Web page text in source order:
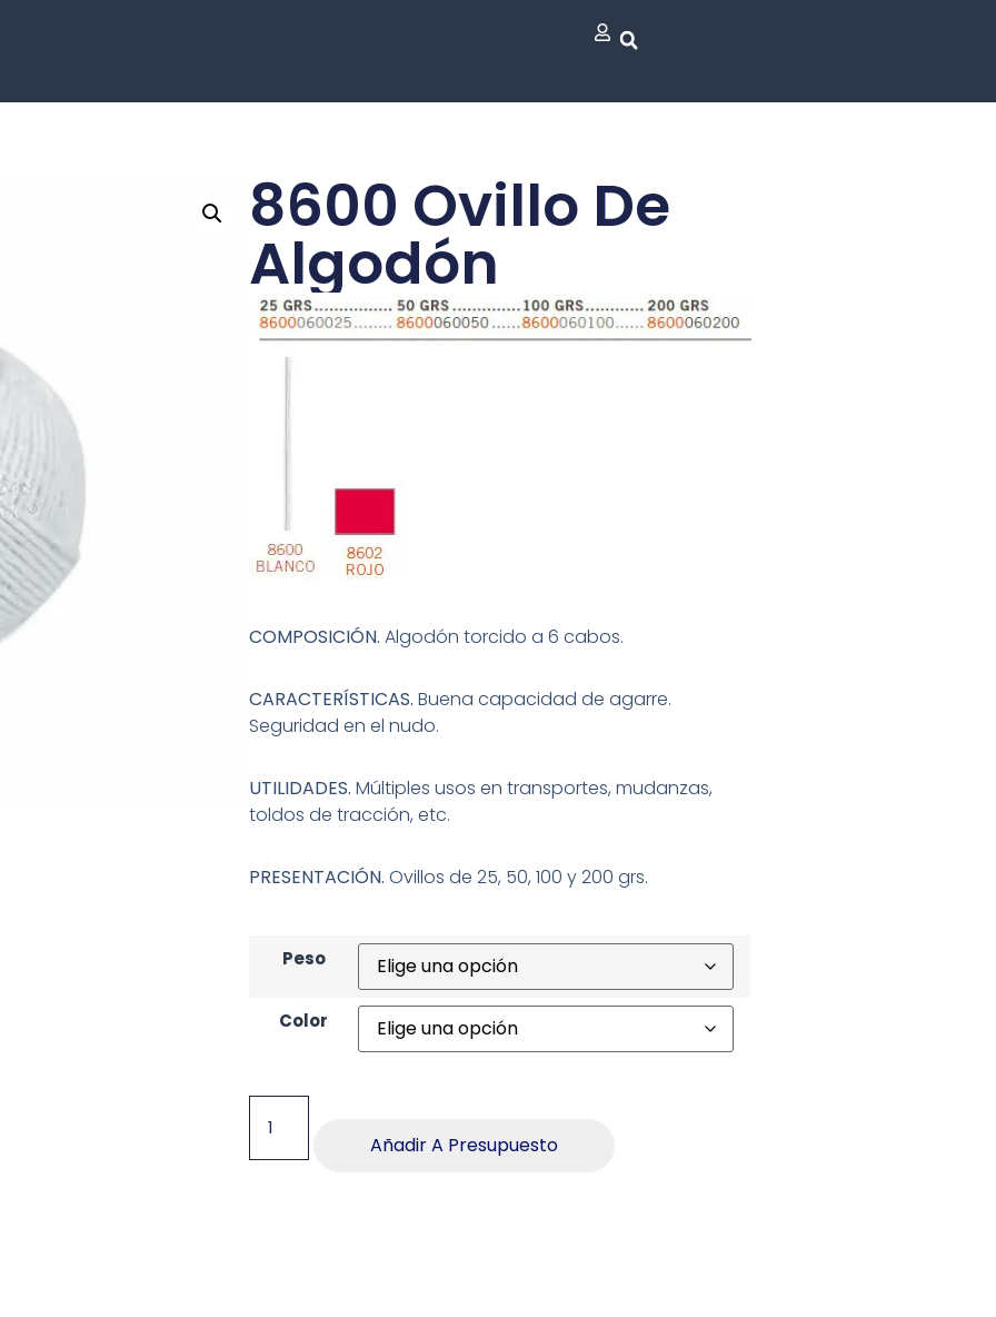
8600 Ovillo De
Algodón
COMPOSICIÓN. Algodón torcido a 6 cabos.
CARACTERÍSTICAS. Buena capacidad de agarre.
Seguridad en el nudo.
UTILIDADES. Múltiples usos en transportes, mudanzas,
toldos de tracción, etc.
PRESENTACIÓN. Ovillos de 25, 50, 100 y 200 grs.
Peso
Color
Añadir A Presupuesto